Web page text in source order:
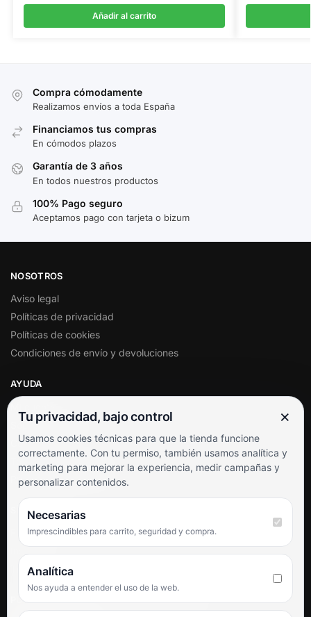
Añadir al carrito
Compra cómodamente
Realizamos envíos a toda España
Financiamos tus compras
En cómodos plazos
Garantía de 3 años
En todos nuestros productos
100% Pago seguro
Aceptamos pago con tarjeta o bizum
NOSOTROS
Aviso legal
Políticas de privacidad
Políticas de cookies
Condiciones de envío y devoluciones
AYUDA
Soporte al cliente
Contacto
Términos y condiciones
Preguntas frecuentes
SÍGUENOS
Facebook
TikTok
PUNTUACIÓN DE 4,6 SOBRE 5 EN GOOGLE
Tu privacidad, bajo control ×
Usamos cookies técnicas para que la tienda funcione
correctamente. Con tu permiso, también usamos analítica y
marketing para mejorar la experiencia, medir campañas y
personalizar contenidos.
Necesarias
Imprescindibles para carrito, seguridad y compra.
Analítica
Nos ayuda a entender el uso de la web.